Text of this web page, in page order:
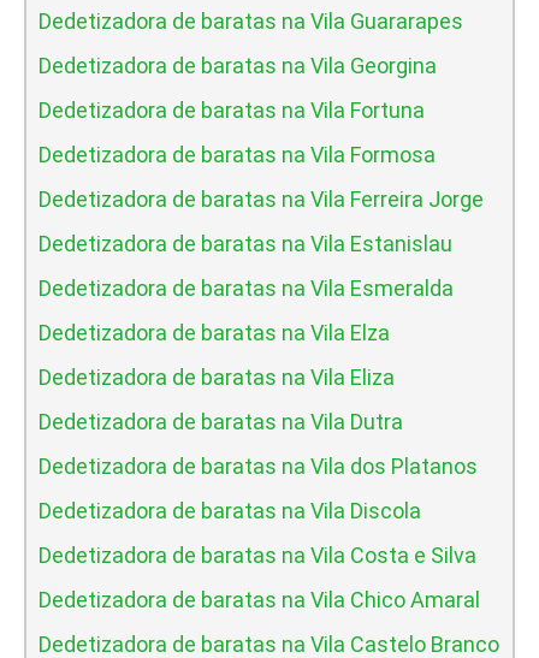
Dedetizadora de baratas na Vila Guararapes
Dedetizadora de baratas na Vila Georgina
Dedetizadora de baratas na Vila Fortuna
Dedetizadora de baratas na Vila Formosa
Dedetizadora de baratas na Vila Ferreira Jorge
Dedetizadora de baratas na Vila Estanislau
Dedetizadora de baratas na Vila Esmeralda
Dedetizadora de baratas na Vila Elza
Dedetizadora de baratas na Vila Eliza
Dedetizadora de baratas na Vila Dutra
Dedetizadora de baratas na Vila dos Platanos
Dedetizadora de baratas na Vila Discola
Dedetizadora de baratas na Vila Costa e Silva
Dedetizadora de baratas na Vila Chico Amaral
Dedetizadora de baratas na Vila Castelo Branco